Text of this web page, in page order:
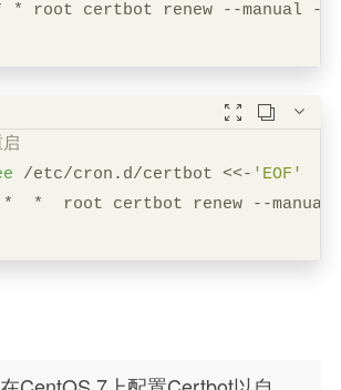
root certbot renew --manual --
/etc/cron.d/certbot <<- 'EOF'
*  root certbot renew --manual
  